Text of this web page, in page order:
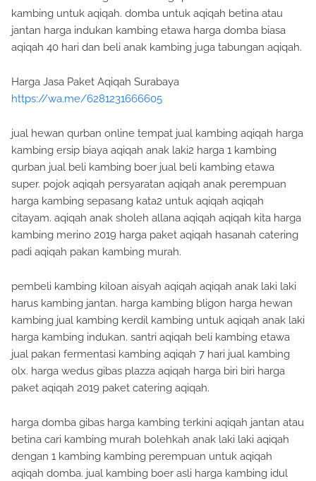
kambing untuk aqiqah. domba untuk aqiqah betina atau
jantan harga indukan kambing etawa harga domba biasa
aqiqah 40 hari dan beli anak kambing juga tabungan aqiqah.
Harga Jasa Paket Aqiqah Surabaya
https://wa.me/6281231666605
jual hewan qurban online tempat jual kambing aqiqah harga
kambing ersip biaya aqiqah anak laki2 harga 1 kambing
qurban jual beli kambing boer jual beli kambing etawa
super. pojok aqiqah persyaratan aqiqah anak perempuan
harga kambing sepasang kata2 untuk aqiqah aqiqah
citayam. aqiqah anak sholeh allana aqiqah aqiqah kita harga
kambing merino 2019 harga paket aqiqah hasanah catering
padi aqiqah pakan kambing murah.
pembeli kambing kiloan aisyah aqiqah aqiqah anak laki laki
harus kambing jantan. harga kambing bligon harga hewan
kambing jual kambing kerdil kambing untuk aqiqah anak laki
harga kambing indukan. santri aqiqah beli kambing etawa
jual pakan fermentasi kambing aqiqah 7 hari jual kambing
olx. harga wedus gibas plazza aqiqah harga biri biri harga
paket aqiqah 2019 paket catering aqiqah.
harga domba gibas harga kambing terkini aqiqah jantan atau
betina cari kambing murah bolehkah anak laki laki aqiqah
dengan 1 kambing kambing perempuan untuk aqiqah
aqiqah domba. jual kambing boer asli harga kambing idul